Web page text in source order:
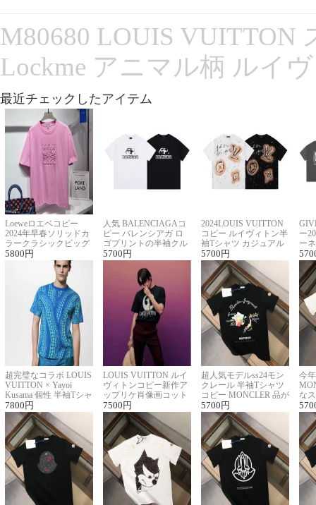
M80680 LOUIS VUITTON
Lockme アニマル柄 ルイ
最近チェックしたアイテム
Loeweロエベコピー
2024年早春ソリッドカ
ラークラシックビッグ
ロゴ刺繍Tシャツ
5800 円
人気 BALENCIAGAコ
ピー バレンシアガ ロ
ゴプリントの半袖クル
ーネックTシャツ
5700 円
2024LOUIS VUITTON
コピー ルイヴィトン半
袖Tシャツ カジュアル
に馴染む 2色展開
5700 円
ー
ー
ー
超完璧なコラボ LOUIS
VUITTON × Yayoi
Kusama 個性 半袖Tシャ
ツコピー男女兼用
7800 円
LOUIS VUITTON ルイ
ヴィトンコピー新作ア
ップリケ肖像画コット
ンニット半袖Tシャツ
7500 円
超人気モデルss24モン
クレール 半袖Tシャツ
コピー MONCLER 品が
良く見た目
5700 円
今
な
ル